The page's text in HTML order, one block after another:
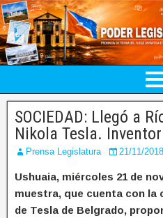
SOCIEDAD: Llegó a
Nikola Tesla.
Prensa Legislatura 21/11/2018
Ushuaia, miércoles 21 de
muestra, que cuenta con la
de Tesla de Belgrado,